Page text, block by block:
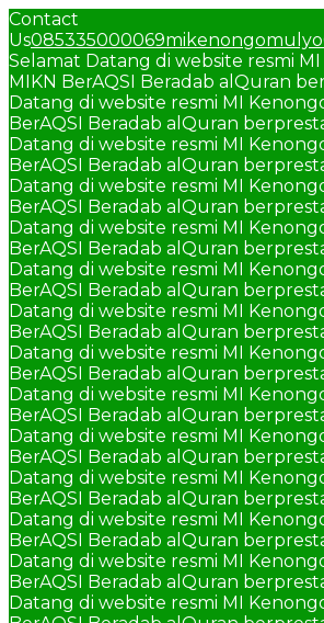
Contact
Us085335000069
Selamat Datang di website resmi
MIKN BerAQSI Beradab alQuran
Datang di website resmi MI
BerAQSI Beradab alQuran
Datang di website resmi MI
BerAQSI Beradab alQuran
Datang di website resmi MI
BerAQSI Beradab alQuran
Datang di website resmi MI
BerAQSI Beradab alQuran
Datang di website resmi MI
BerAQSI Beradab alQuran
Datang di website resmi MI
BerAQSI Beradab alQuran
Datang di website resmi MI
BerAQSI Beradab alQuran
Datang di website resmi MI
BerAQSI Beradab alQuran
Datang di website resmi MI
BerAQSI Beradab alQuran
Datang di website resmi MI
BerAQSI Beradab alQuran
Datang di website resmi MI
BerAQSI Beradab alQuran
Datang di website resmi MI
BerAQSI Beradab alQuran
Datang di website resmi MI